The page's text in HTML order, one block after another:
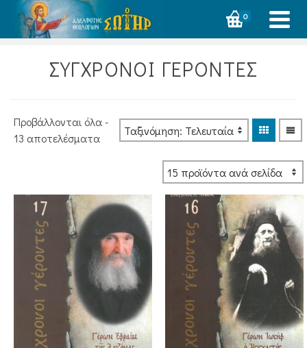
0
ΣΥΓΧΡΟΝΟΙ ΓΕΡΟΝΤΕΣ
Προβάλλονται όλα -
13 αποτελέσματαSorted